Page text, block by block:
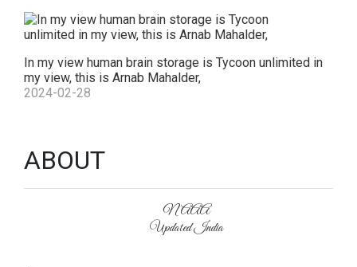
In my view human brain storage is Tycoon unlimited in
my view, this is Arnab Mahalder,
2024-02-28
ABOUT
NAAA
Updated India